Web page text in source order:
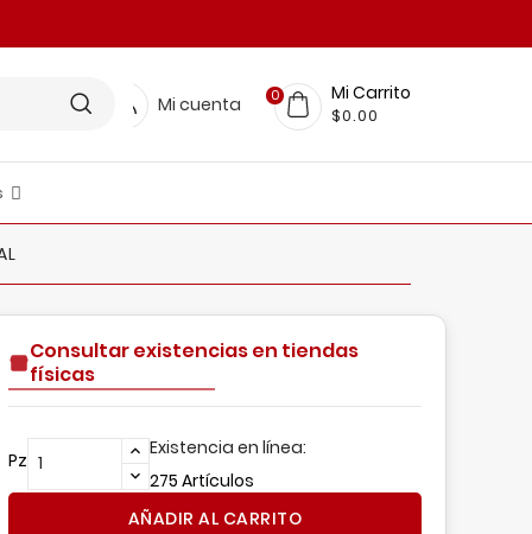
Mi cuenta Mi Carrito
0
$0.00
Consultar existencias en tiendas
físicas
Pz
Existencia en línea:
275 Artículos
AÑADIR AL CARRITO